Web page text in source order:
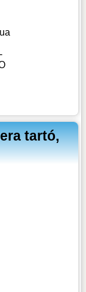
tartó,